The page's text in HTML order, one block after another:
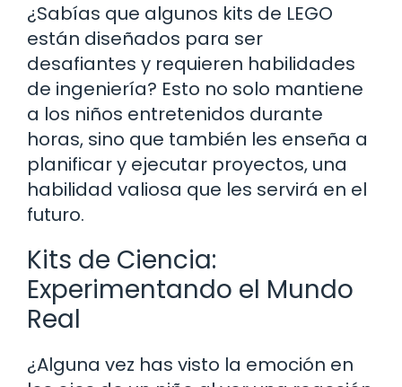
¿Sabías que algunos kits de LEGO
están diseñados para ser
desafiantes y requieren habilidades
de ingeniería? Esto no solo mantiene
a los niños entretenidos durante
horas, sino que también les enseña a
planificar y ejecutar proyectos, una
habilidad valiosa que les servirá en el
futuro.
Kits de Ciencia:
Experimentando el Mundo
Real
¿Alguna vez has visto la emoción en